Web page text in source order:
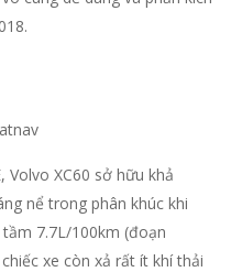
XC60 sở hữu khả
nể trong phân khúc khi
7.7L/100km (đoạn
xe còn xả rất ít khí thải